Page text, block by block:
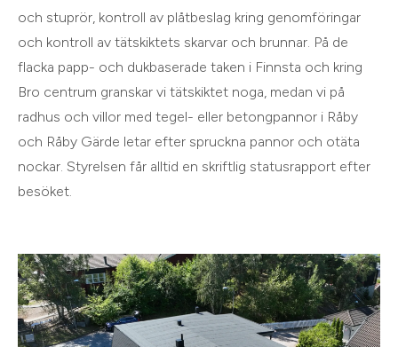
och stuprör, kontroll av plåtbeslag kring genomföringar
och kontroll av tätskiktets skarvar och brunnar. På de
flacka papp- och dukbaserade taken i Finnsta och kring
Bro centrum granskar vi tätskiktet noga, medan vi på
radhus och villor med tegel- eller betongpannor i Råby
och Råby Gärde letar efter spruckna pannor och otäta
nockar. Styrelsen får alltid en skriftlig statusrapport efter
besöket.